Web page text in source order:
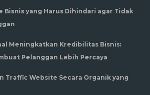
Bisnis yang Harus Dihindari agar Tidak
Meningkatkan Kredibilitas Bisnis:
Pelanggan Lebih Percaya
Traffic Website Secara Organik yang